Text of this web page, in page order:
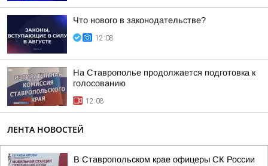
Что нового в законодательстве?
12:08
На Ставрополье продолжается подготовка к
голосованию
12:08
ЛЕНТА НОВОСТЕЙ
В Ставропольском крае офицеры СК России